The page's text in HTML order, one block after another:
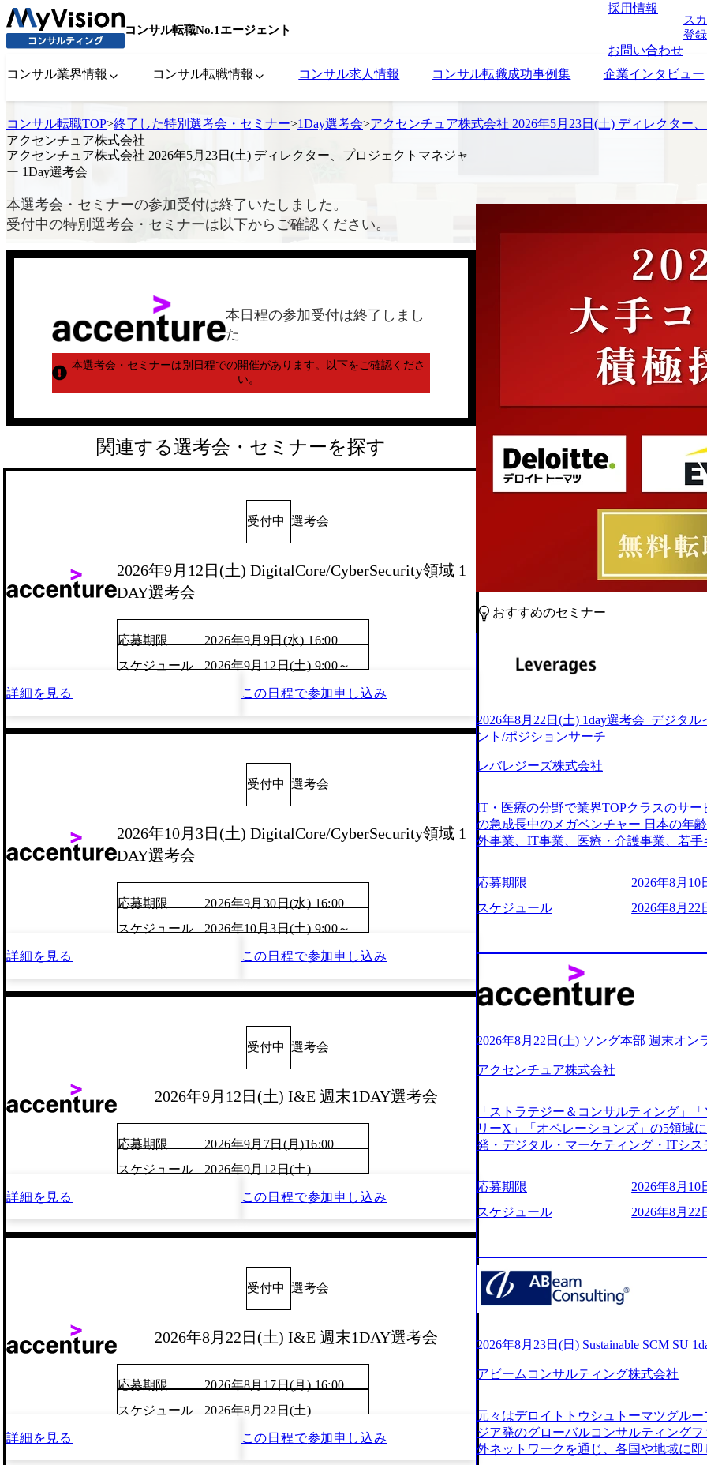
コンサル転職No.1エージェント
採用情報
お問い合わせ
ス
登
コンサル業界情報 コンサル転職情報 コンサル求人情報 コンサル転職成功事例集 企業インタビュー
コンサル転職TOP>終了した特別選考会・セミナー>1Day選考会>アクセンチュア株式会社 2026年5月23日(土) ディレクター
アクセンチュア株式会社
アクセンチュア株式会社 2026年5月23日(土) ディレクター、プロジェクトマネジャ
ー 1Day選考会
本選考会・セミナーの参加受付は終了いたしました。
受付中の特別選考会・セミナーは以下からご確認ください。
本日程の参加受付は終了しまし
た
本選考会・セミナーは別日程での開催があります。
以下をご確認くださ
い。
関連する選考会・セミナーを探す
受付中 選考会
2026年9月12日(土) DigitalCore/CyberSecurity領域 1
DAY選考会
応募期限
2026年9月9日(水) 16:00
スケジュール
2026年9月12日(土) 9:00～
詳細を見る この日程で参加申し込み
受付中 選考会
2026年10月3日(土) DigitalCore/CyberSecurity領域 1
DAY選考会
応募期限
2026年9月30日(水) 16:00
スケジュール
2026年10月3日(土) 9:00～
詳細を見る この日程で参加申し込み
受付中 選考会
2026年9月12日(土) I&E 週末1DAY選考会
応募期限
2026年9月7日(月)16:00
スケジュール
2026年9月12日(土)
詳細を見る この日程で参加申し込み
受付中 選考会
2026年8月22日(土) I&E 週末1DAY選考会
応募期限
2026年8月17日(月) 16:00
スケジュール
2026年8月22日(土)
詳細を見る この日程で参加申し込み
おすすめのセミナー
2026年8月22日(土) 1day選考会_デジタ
ント/ポジションサーチ
レバレジーズ株式会社
IT・医療の分野で業界TOPクラスのサ
の急成長中のメガベンチャー 日本の年
外事業、IT事業、医療・介護事業、若
どの人員調達できる 独立資本経営をと
orage.googleapis.com/our-vision-
242d0de-3e54-4f03-b076-
ng-xiang-ke) 「働く人」「事業・サービ
リアルを取り上げています！ (https://
大分県より「外国人留学生等受入環境整
main/html/rd/p/
ム「NALYSYS」リリース (https://
レジーズで活躍するメンバー紹介！〜 管
s://www.youtube.com/
に1兆円を目指す日本にもなかなかない
130%成長 https://storage.googleapis.com/
20251030164405_5c527843-d227-4df8-
googleapis.com/our-vision-
上もの新規事業を立ち上げているため
かする「オールインハウス」型の組織
主体的かつ柔軟なキャリア形成が可能。
88_1200x698.webp ## 働き方／WLB／
り、 働き甲斐のあるランキング、新卒
であり株主からの圧力がないため事業
て長期的な成長を若手に任せられる環
年間データ、エンジニア組織） 2026年8
ていただきます。ご了承ください。 ●
別に当日の面接案内をお送りいたしま
適性検査をご受検いただきます。 ● 詳
ションサーチになります。 ご経験やス
応募期限
2026年8月10
スケジュール
2026年8月22
2026年8月22日(土) ソング本部 週末オン
アクセンチュア株式会社
「ストラテジー＆コンサルティング」
リーX」「オペレーションズ」の5領域
発・デジタル・マーケティング・ITシ
ファームである あらゆる産業において
ne Global 500社の80％以上の企業をク
ジェクトは「ファーストリテイリング
ンサルティング活動のみならず、2021
を設立し、人工知能とデータアナリテ
する活動や、デジタル人材育成の支援も
e.com/content/dam/accenture/final/
e.pdf#zoom=50) 女性の活躍について
ログ (https://www.accenture.com/jp-ja/
理由【コンサル業界俯瞰マップ】 (https://
e/detail/45446) エンジニアからコンサル
(https://www.businessinsider.jp/post-
ライゼーション (https://
ustomization) 大正製薬：ITカーブアウト支
応募期限
2026年8月10
スケジュール
2026年8月22
2026年8月23日(日) Sustainable SCM SU
アビームコンサルティング株式会社
元々はデロイトトウシュトーマツグル
ジア発のグローバルコンサルティング
外ネットワークを通じ、各国や地域に